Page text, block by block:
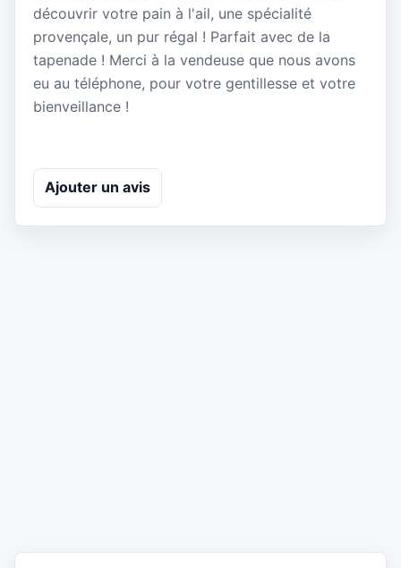
découvrir votre pain à l'ail, une spécialité
provençale, un pur régal ! Parfait avec de la
tapenade ! Merci à la vendeuse que nous avons
eu au téléphone, pour votre gentillesse et votre
bienveillance !
Ajouter un avis